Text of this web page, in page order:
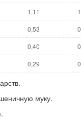
1,11
0,53
0,40
0,29
муку.